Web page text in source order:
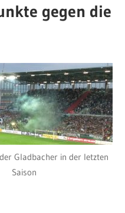
gegen die
Gladbacher in der letzten
Saison